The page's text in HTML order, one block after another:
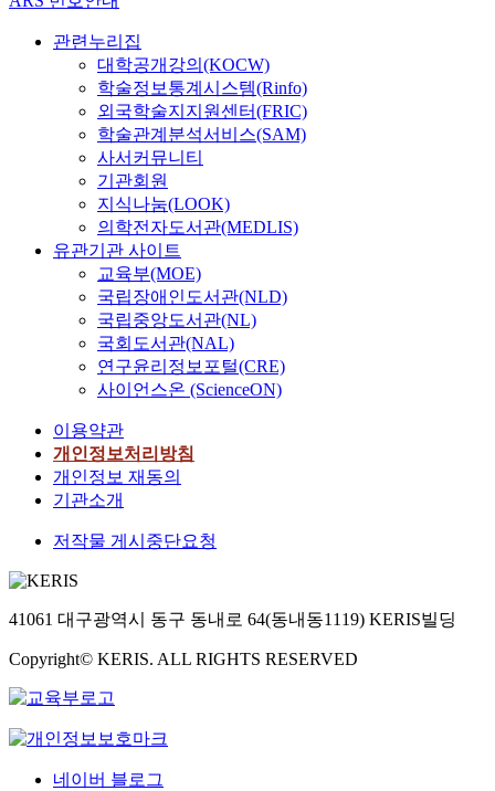
관련누리집
대학공개강의(KOCW)
학술정보통계시스템(Rinfo)
외국학술지지원센터(FRIC)
학술관계분석서비스(SAM)
사서커뮤니티
기관회원
지식나눔(LOOK)
의학전자도서관(MEDLIS)
유관기관 사이트
교육부(MOE)
국립장애인도서관(NLD)
국립중앙도서관(NL)
국회도서관(NAL)
연구윤리정보포털(CRE)
사이언스온 (ScienceON)
이용약관
개인정보처리방침
개인정보 재동의
기관소개
저작물 게시중단요청
41061 대구광역시 동구 동내로 64(동내동1119) KERIS빌딩
Copyright© KERIS. ALL RIGHTS RESERVED
네이버 블로그